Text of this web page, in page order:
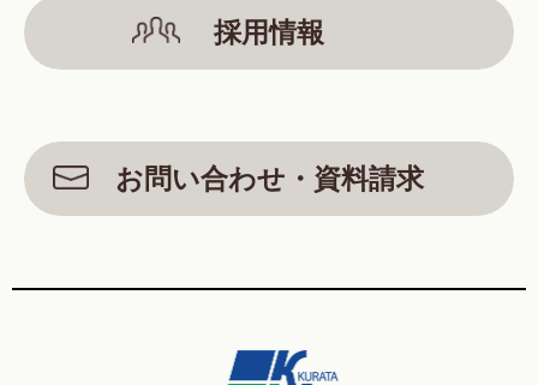
採用情報
お問い合わせ・資料請求